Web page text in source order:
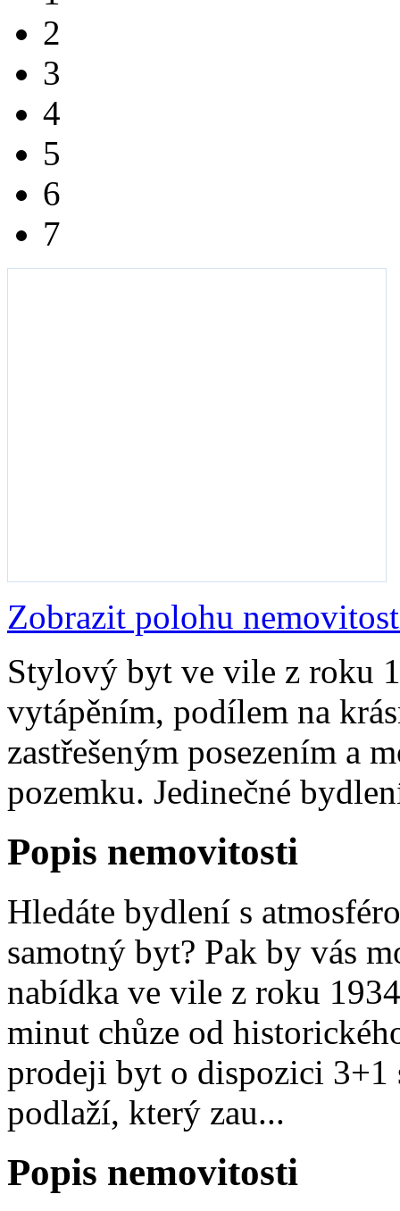
2
3
4
5
6
7
Zobrazit polohu
Stylový byt ve vile z roku
vytápěním, podílem na
zastřešeným posezením a
pozemku. Jedinečné
Popis nemovitosti
Hledáte bydlení s
samotný byt? Pak by vás
nabídka ve vile z roku
minut chůze od
prodeji byt o dispozici
podlaží, který zau...
Popis nemovitosti